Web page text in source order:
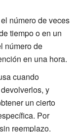
número de veces
tiempo o en un
número de
en una hora.
cuando
y
un cierto
Por
reemplazo.